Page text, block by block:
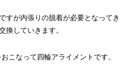
すが内張りの脱着が必要となってき
換していきます。
こなって四輪アライメントです。